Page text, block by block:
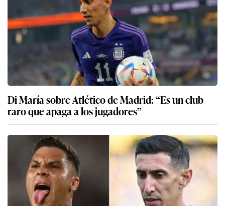
Di María sobre Atlético de Madrid: “Es un club
raro que apaga a los jugadores”